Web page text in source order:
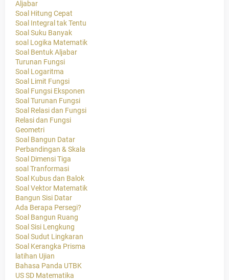
Aljabar
Soal Hitung Cepat
Soal Integral tak Tentu
Soal Suku Banyak
soal Logika Matematik
Soal Bentuk Aljabar
Turunan Fungsi
Soal Logaritma
Soal Limit Fungsi
Soal Fungsi Eksponen
Soal Turunan Fungsi
Soal Relasi dan Fungsi
Relasi dan Fungsi
Geometri
Soal Bangun Datar
Perbandingan & Skala
Soal Dimensi Tiga
soal Tranformasi
Soal Kubus dan Balok
Soal Vektor Matematik
Bangun Sisi Datar
Ada Berapa Persegi?
Soal Bangun Ruang
Soal Sisi Lengkung
Soal Sudut Lingkaran
Soal Kerangka Prisma
latihan Ujian
Bahasa Panda UTBK
US SD Matematika